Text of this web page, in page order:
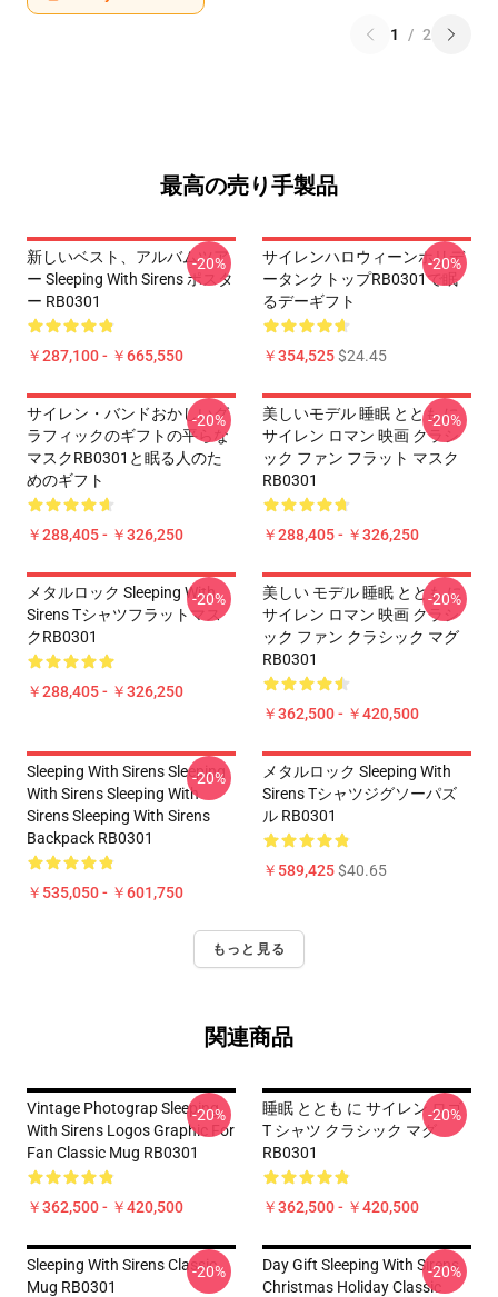
1 / 2
最高の売り手製品
新しいベスト、アルバムツア
ー Sleeping With Sirens ポスタ
ー RB0301
￥287,100 - ￥665,550
-20%
サイレンハロウィーンホリデ
ータンクトップRB0301で眠
るデーギフト
￥354,525$24.45
-20%
サイレン・バンドおかしいグ
ラフィックのギフトの平らな
マスクRB0301と眠る人のた
めのギフト
￥288,405 - ￥326,250
-20%
美しいモデル 睡眠 ととも に
サイレン ロマン 映画 クラシ
ック ファン フラット マスク
RB0301
￥288,405 - ￥326,250
-20%
メタルロック Sleeping With
Sirens Tシャツフラットマス
クRB0301
￥288,405 - ￥326,250
-20%
美しい モデル 睡眠 ととも に
サイレン ロマン 映画 クラシ
ック ファン クラシック マグ
RB0301
￥362,500 - ￥420,500
-20%
Sleeping With Sirens Sleeping
With Sirens Sleeping With
Sirens Sleeping With Sirens
Backpack RB0301
￥535,050 - ￥601,750
-20%
メタルロック Sleeping With
Sirens Tシャツジグソーパズ
ル RB0301
￥589,425$40.65
もっと見る
関連商品
Vintage Photograp Sleeping
With Sirens Logos Graphic For
Fan Classic Mug RB0301
￥362,500 - ￥420,500
-20%
睡眠 ととも に サイレン ロゴ
T シャツ クラシック マグ
RB0301
￥362,500 - ￥420,500
-20%
Sleeping With Sirens Classic
Mug RB0301
-20%
Day Gift Sleeping With Sirens
Christmas Holiday Classic
-20%